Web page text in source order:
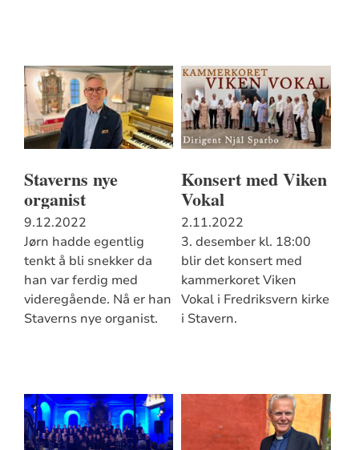
Staverns nye
organist
9.12.2022
Jørn hadde egentlig
tenkt å bli snekker da
han var ferdig med
videregående. Nå er han
Staverns nye organist.
Konsert med Viken
Vokal
2.11.2022
3. desember kl. 18:00
blir det konsert med
kammerkoret Viken
Vokal i Fredriksvern kirke
i Stavern.